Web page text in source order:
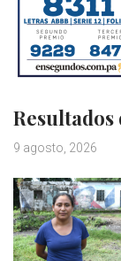
Resultados
9 agosto, 2026